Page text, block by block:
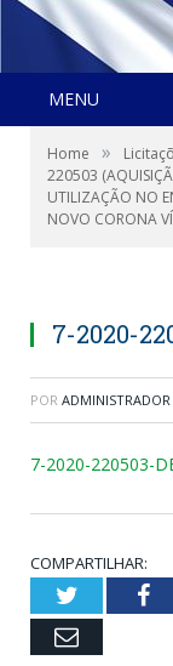
MENU
Home »
220503
UTILIZAÇÃO NO
NOVO CORONA
7-2020-
POR ADMINISTRADOR
7-2020-220503-
COMPARTILHAR:
Twitter
Email